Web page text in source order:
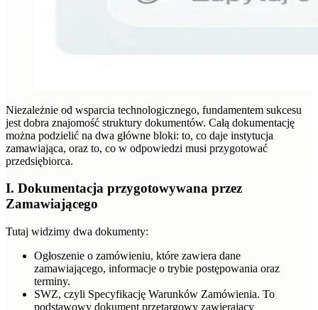
Niezależnie od wsparcia technologicznego, fundamentem sukcesu
jest dobra znajomość struktury dokumentów. Całą dokumentację
można podzielić na dwa główne bloki: to, co daje instytucja
zamawiająca, oraz to, co w odpowiedzi musi przygotować
przedsiębiorca.
I. Dokumentacja przygotowywana przez
Zamawiającego
Tutaj widzimy dwa dokumenty:
Ogłoszenie o zamówieniu, które zawiera dane
zamawiającego, informacje o trybie postępowania oraz
terminy.
SWZ, czyli Specyfikację Warunków Zamówienia. To
podstawowy dokument przetargowy zawierający